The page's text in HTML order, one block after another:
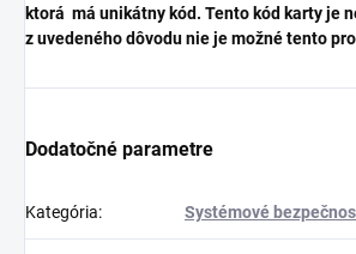
ktorá má unikátny kód. Tento kód karty je
z uvedeného dôvodu nie je možné tento
Dodatočné parametre
Kategória: Systémové